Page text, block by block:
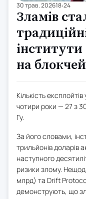
30 трав. 202618:24
Зламів
на
Кількість
чотири роки — 27 з
Гу.
За його словами,
трильйонів доларів
наступного
ризики злому.
млрд) та Drift
демонструють, що